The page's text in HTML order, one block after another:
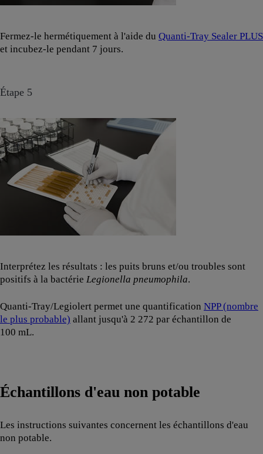
Fermez-le hermétiquement à l'aide du Quanti-Tray Sealer PLUS
et incubez-le pendant 7 jours.
Étape 5
Interprétez les résultats : les puits bruns et/ou troubles sont
positifs à la bactérie Legionella pneumophila.
Quanti-Tray/Legiolert permet une quantification NPP (nombre
le plus probable) allant jusqu'à 2 272 par échantillon de
100 mL.
Échantillons d'eau non potable
Les instructions suivantes concernent les échantillons d'eau
non potable.